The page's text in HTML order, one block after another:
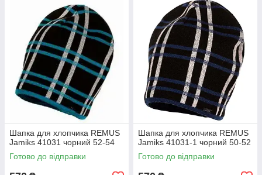
Шапка для хлопчика REMUS
Jamiks 41031 чорний 52-54
Готово до відправки
Шапка для хлопчика REMUS
Jamiks 41031-1 чорний 50-52
Готово до відправки